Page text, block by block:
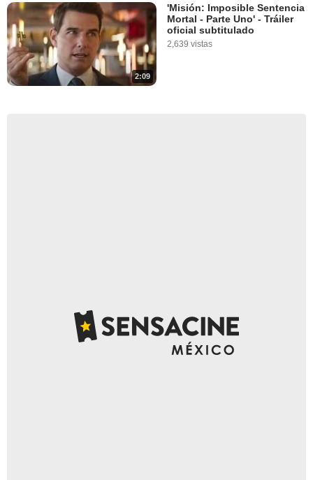
2:09
'Misión: Imposible Sentencia
Mortal - Parte Uno' - Tráiler
oficial subtitulado
2,639 vistas